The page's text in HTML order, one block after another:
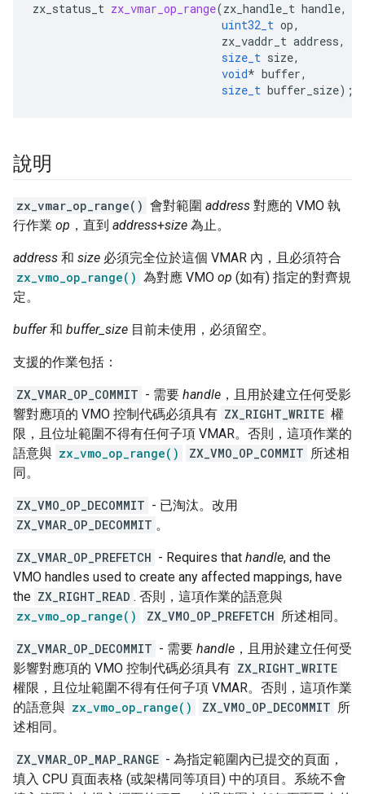
zx_status_t zx_vmar_op_range(zx_handle_t handle,
uint32_t op,
zx_vaddr_t address,
size_t size,
void* buffer,
size_t buffer_size);
說明
zx_vmar_op_range() 會對範圍 address 對應的 VMO 執
行作業 op ，直到 address+size 為止。
address 和 size 必須完全位於這個 VMAR 內，且必須符合
zx_vmo_op_range() 為對應 VMO op (如有) 指定的對齊規
定。
buffer和 buffer_size 目前未使用，必須留空。
支援的作業包括：
ZX_VMAR_OP_COMMIT - 需要 handle ，且用於建立任何受影
響對應項的 VMO 控制代碼必須具有 ZX_RIGHT_WRITE 權
限，且位址範圍不得有任何子項 VMAR。否則，這項作業的
語意與 zx_vmo_op_range() ZX_VMO_OP_COMMIT 所述相
同。
ZX_VMO_OP_DECOMMIT - 已淘汰。改用
ZX_VMAR_OP_DECOMMIT 。
ZX_VMAR_OP_PREFETCH - Requires that handle, and the
VMO handles used to create any affected mappings, have
the ZX_RIGHT_READ . 否則，這項作業的語意與
zx_vmo_op_range()
ZX_VMO_OP_PREFETCH 所述相同。
ZX_VMAR_OP_DECOMMIT - 需要 handle ，且用於建立任何受
影響對應項的 VMO 控制代碼必須具有 ZX_RIGHT_WRITE
權限，且位址範圍不得有任何子項 VMAR。否則，這項作業
的語意與 zx_vmo_op_range() ZX_VMO_OP_DECOMMIT 所
述相同。
ZX_VMAR_OP_MAP_RANGE - 為指定範圍內已提交的頁面，
填入 CPU 頁面表格 (或架構同等項目) 中的項目。系統不會